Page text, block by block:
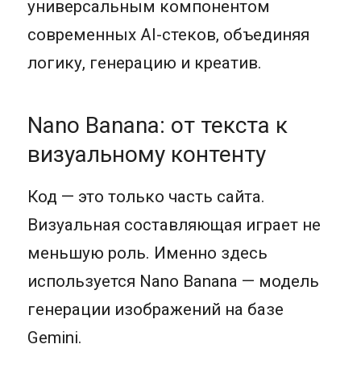
универсальным компонентом
современных AI-стеков, объединяя
логику, генерацию и креатив.
Nano Banana: от текста к
визуальному контенту
Код — это только часть сайта.
Визуальная составляющая играет не
меньшую роль. Именно здесь
используется Nano Banana — модель
генерации изображений на базе
Gemini.